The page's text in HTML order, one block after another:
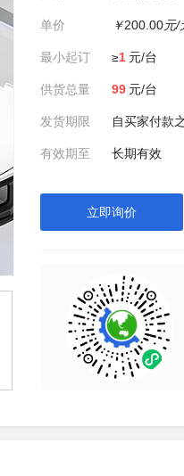
单价 ￥200.00元/
最小起订 ≥1 元/台
供货总量 99 元/台
发货期限 自买家付款
有效期至 长期有效
立即询价